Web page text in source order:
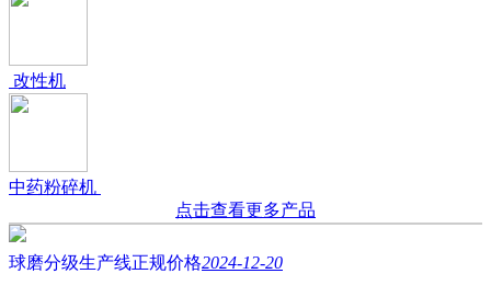
改性机
中药粉碎机
点击查看更多产品
球磨分级生产线正规价格2024-12-20